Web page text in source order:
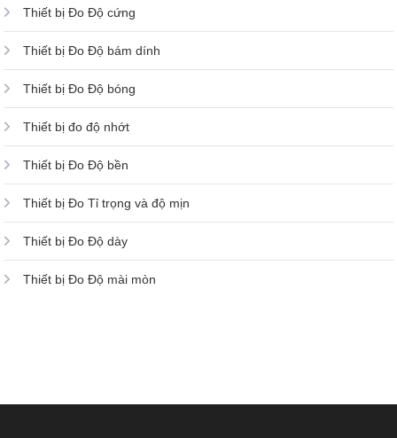
Thiết bị Đo Độ cứng
Thiết bị Đo Độ bám dính
Thiết bị Đo Độ bóng
Thiết bị đo độ nhớt
Thiết bị Đo Độ bền
Thiết bị Đo Tỉ trọng và độ mịn
Thiết bị Đo Độ dày
Thiết bị Đo Độ mài mòn